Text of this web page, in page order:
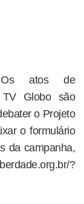
atos de
Globo são
o Projeto
o formulário
da campanha,
?